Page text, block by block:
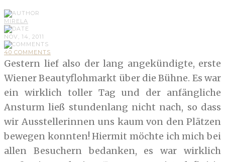
MIRELA
NOV, 14, 2011
40 COMMENTS
Gestern lief also der lang angekündigte, erste
Wiener Beautyflohmarkt über die Bühne. Es war
ein wirklich toller Tag und der anfängliche
Ansturm ließ stundenlang nicht nach, so dass
wir Ausstellerinnen uns kaum von den Plätzen
bewegen konnten! Hiermit möchte ich mich bei
allen Besuchern bedanken, es war wirklich